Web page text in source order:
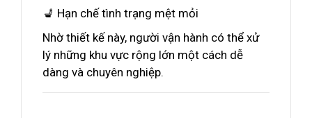
💺 Hạn chế tình trạng mệt mỏi
Nhờ thiết kế này, người vận hành có thể xử
lý những khu vực rộng lớn một cách dễ
dàng và chuyên nghiệp.